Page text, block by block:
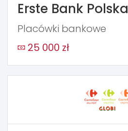
Erste Bank Polska
Placówki bankowe
25 000 zł